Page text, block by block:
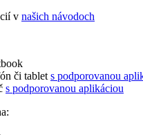
v našich návodoch
či tablet s podporovanou
s podporovanou aplikáciou